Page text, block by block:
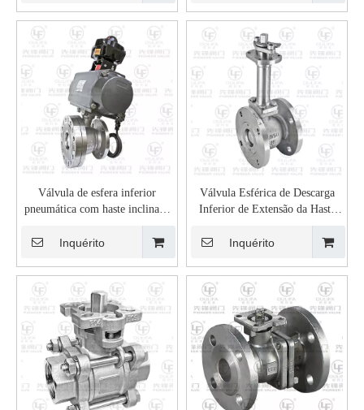
Válvula de esfera inferior
pneumática com haste inclinada
Inquérito
Válvula Esférica de Descarga
Inferior de Extensão da Haste
Inquérito